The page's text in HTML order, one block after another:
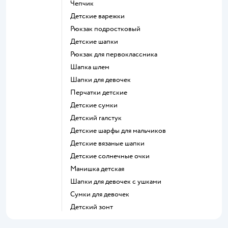
Чепчик
Детские варежки
Рюкзак подростковый
Детские шапки
Рюкзак для первоклассника
Шапка шлем
Шапки для девочек
Перчатки детские
Детские сумки
Детский галстук
Детские шарфы для мальчиков
Детские вязаные шапки
Детские солнечные очки
Манишка детская
Шапки для девочек с ушками
Сумки для девочек
Детский зонт